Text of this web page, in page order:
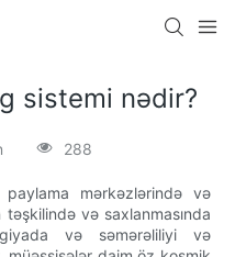
sistemi nədir?
288
mərkəzlərində və
təşkilində və saxlanmasında
və səmərəliliyi və